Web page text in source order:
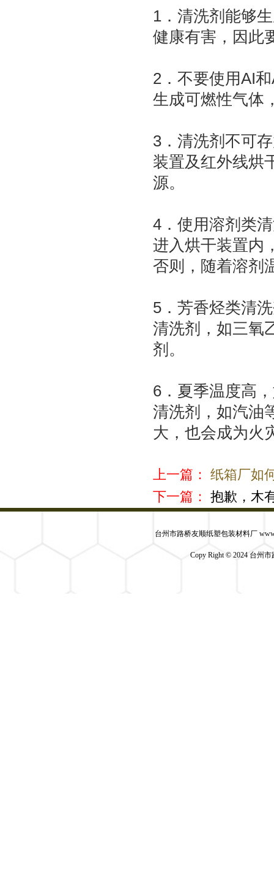
1．清洗剂能够
健康有害，因此
2．不要使用AI
生成可燃性气体
3．清洗剂不可
装置及红外线烘
源。
4．使用溶剂类
进入烘干装置内
否则，随着溶剂
5．芳香烃类清
清洗剂，如三氧
剂。
6．夏季温度高
清洗剂，如汽油
大，也会成为火
上一篇： 纸箱厂如
下一篇： 抱歉，木
台州市路桥友顺纸塑包装材料厂
Copy Right © 2024 台州